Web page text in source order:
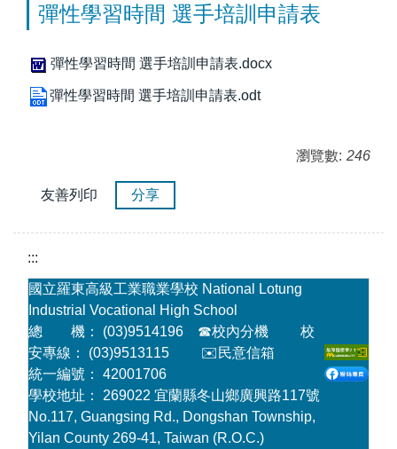
彈性學習時間 選手培訓申請表
彈性學習時間 選手培訓申請表.docx
彈性學習時間 選手培訓申請表.odt
瀏覽數: 246
友善列印 分享
:::
國立羅東高級工業職業學校 National Lotung
Industrial Vocational High School
總 機： (03)9514196 ☎校內分機
校
安專線： (03)9513115 ✉️民意信箱
統一編號： 42001706
學校地址： 269022 宜蘭縣冬山鄉廣興路117號
No.117, Guangsing Rd., Dongshan Township,
Yilan County 269-41, Taiwan (R.O.C.)